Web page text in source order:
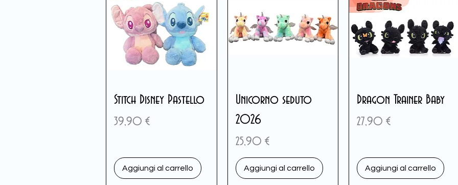
Stitch Disney Pastello
Prezzo
39,90 €
Aggiungi al carrello
Unicorno seduto
2026
Prezzo
25,90 €
Aggiungi al carrello
Dragon Trainer Baby
Prezzo
27,90 €
Aggiungi al carrello